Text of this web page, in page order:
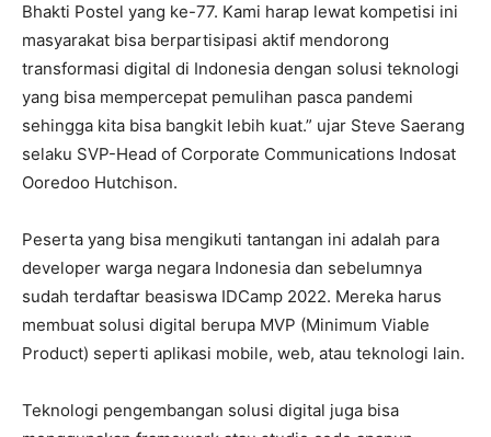
Bhakti Postel yang ke-77. Kami harap lewat kompetisi ini
masyarakat bisa berpartisipasi aktif mendorong
transformasi digital di Indonesia dengan solusi teknologi
yang bisa mempercepat pemulihan pasca pandemi
sehingga kita bisa bangkit lebih kuat.” ujar Steve Saerang
selaku SVP-Head of Corporate Communications Indosat
Ooredoo Hutchison.
Peserta yang bisa mengikuti tantangan ini adalah para
developer warga negara Indonesia dan sebelumnya
sudah terdaftar beasiswa IDCamp 2022. Mereka harus
membuat solusi digital berupa MVP (Minimum Viable
Product) seperti aplikasi mobile, web, atau teknologi lain.
Teknologi pengembangan solusi digital juga bisa